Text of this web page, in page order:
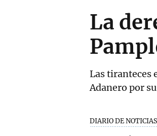
La
Las tiranteces
Adanero por
DIARIO DE NOTICIAS